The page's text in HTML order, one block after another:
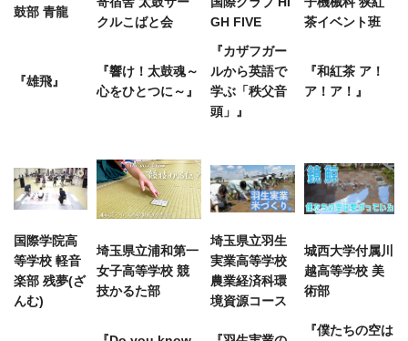
鼓部 青龍
クルこばと会
GH FIVE
茶イベント班
『雄飛』
『響け！太鼓魂～
心をひとつに～』
『カザフガー
ルから英語で
学ぶ「秩父音
頭」』
『和紅茶 ア！
ア！ア！』
国際学院高
等学校 軽音
楽部 残夢(ざ
んむ)
埼玉県立浦和第一
女子高等学校 競
技かるた部
埼玉県立羽生
実業高等学校
農業経済科環
境資源コース
城西大学付属川
越高等学校 美
術部
『僕たちの空は